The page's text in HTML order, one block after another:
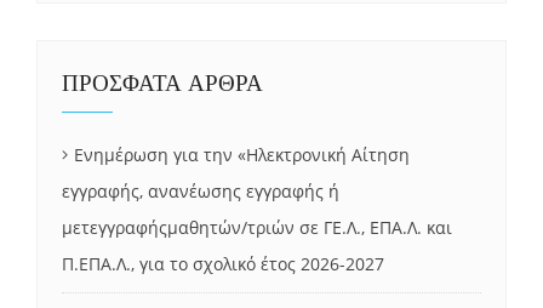
ΠΡΟΣΦΑΤΑ ΑΡΘΡΑ
Ενημέρωση για την «Ηλεκτρονική Αίτηση
εγγραφής, ανανέωσης εγγραφής ή
μετεγγραφήςμαθητών/τριών σε ΓΕ.Λ., ΕΠΑ.Λ. και
Π.ΕΠΑ.Λ., για το σχολικό έτος 2026-2027